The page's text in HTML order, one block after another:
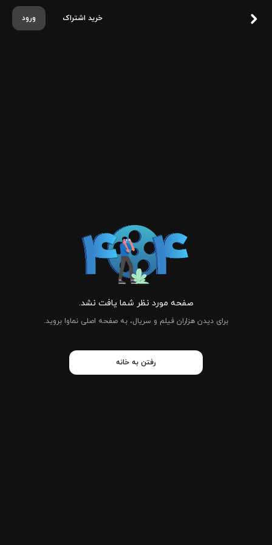
ورود خرید اشتراک
صفحه مورد نظر شما یافت نشد.
برای دیدن هزاران فیلم و سریال، به صفحه اصلی نماوا بروید.
رفتن به خانه